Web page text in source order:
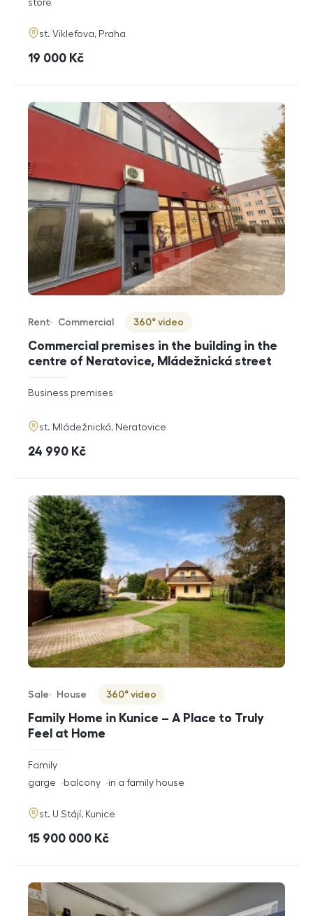
funkce
store
adresa
st. Viklefova, Praha
cena
19 000 Kč
Commercial premises in the building in the
centre of Neratovice, Mládežnická street
Offer type
Rent
Property type
Commercial
Virtuální prohlídka
360° video
rozměry
disposition
Business premises
adresa
st. Mládežnická, Neratovice
cena
24 990 Kč
Family Home in Kunice – A Place to Truly
Feel at Home
Offer type
Sale
Property type
House
Virtuální prohlídka
360° video
rozměry
disposition
Family
funkce
garge balcony in a family house
adresa
st. U Stájí, Kunice
cena
15 900 000 Kč